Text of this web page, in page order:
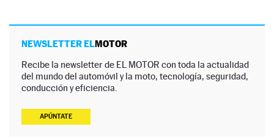
NEWSLETTER ELMOTOR
Recibe la newsletter de EL MOTOR con toda la actualidad
del mundo del automóvil y la moto, tecnología, seguridad,
conducción y eficiencia.
APÚNTATE